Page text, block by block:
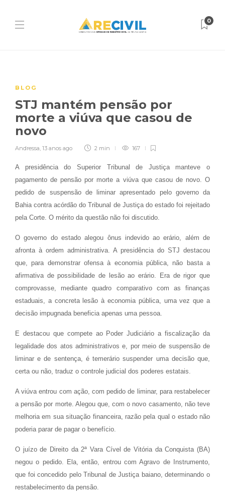
0
BLOG
STJ mantém pensão por
morte a viúva que casou de
novo
Andressa, 13 anos ago 2 min 167
A presidência do Superior Tribunal de Justiça manteve o
pagamento de pensão por morte a viúva que casou de novo. O
pedido de suspensão de liminar apresentado pelo governo da
Bahia contra acórdão do Tribunal de Justiça do estado foi rejeitado
pela Corte. O mérito da questão não foi discutido.
O governo do estado alegou ônus indevido ao erário, além de
afronta à ordem administrativa. A presidência do STJ destacou
que, para demonstrar ofensa à economia pública, não basta a
afirmativa de possibilidade de lesão ao erário. Era de rigor que
comprovasse, mediante quadro comparativo com as finanças
estaduais, a concreta lesão à economia pública, uma vez que a
decisão impugnada beneficia apenas uma pessoa.
E destacou que compete ao Poder Judiciário a fiscalização da
legalidade dos atos administrativos e, por meio de suspensão de
liminar e de sentença, é temerário suspender uma decisão que,
certa ou não, traduz o controle judicial dos poderes estatais.
A viúva entrou com ação, com pedido de liminar, para restabelecer
a pensão por morte. Alegou que, com o novo casamento, não teve
melhoria em sua situação financeira, razão pela qual o estado não
poderia parar de pagar o benefício.
O juízo de Direito da 2ª Vara Cível de Vitória da Conquista (BA)
negou o pedido. Ela, então, entrou com Agravo de Instrumento,
que foi concedido pelo Tribunal de Justiça baiano, determinando o
restabelecimento da pensão.